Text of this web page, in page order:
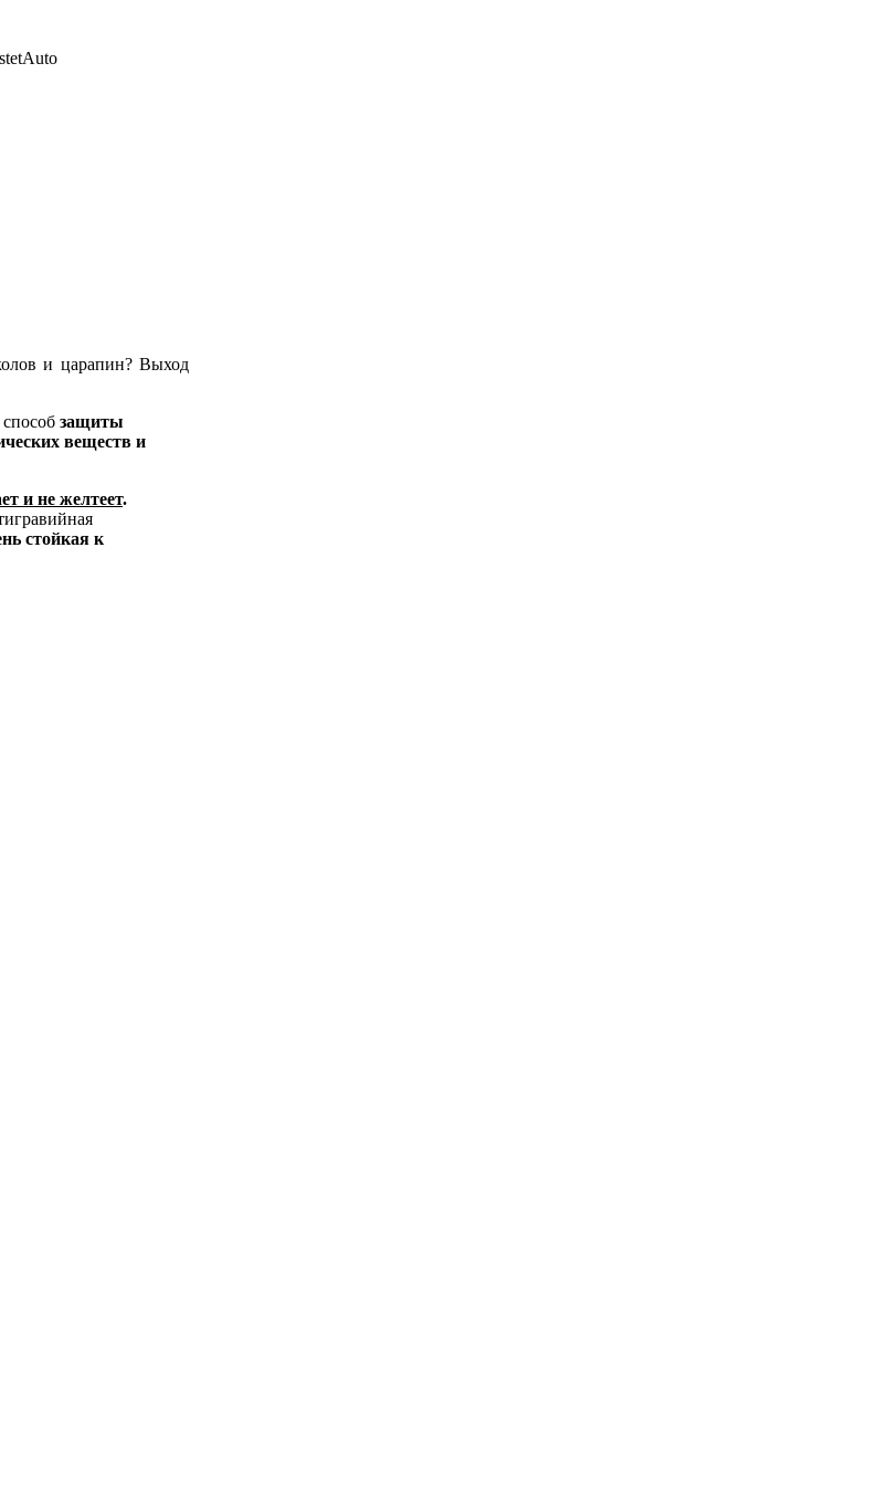
и царапин? Выход
защиты
веществ и
и не желтеет.
стойкая к